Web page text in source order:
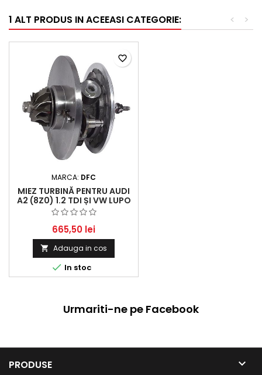
1 ALT PRODUS IN ACEEASI CATEGORIE: >
<
MARCA: DFC
MIEZ TURBINĂ PENTRU AUDI
A2 (8Z0) 1.2 TDI ȘI VW LUPO
(6X1, 6E1) 1.2 TDI 3L
665,50 lei
 Adauga in cos
 In stoc
favorite_border
Urmariti-ne pe Facebook
PRODUSE 